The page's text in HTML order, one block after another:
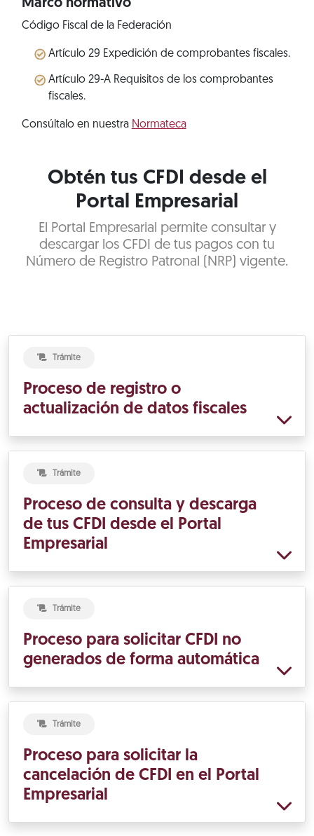
Marco normativo
Código Fiscal de la Federación
Artículo 29 Expedición de comprobantes fiscales.
Artículo 29-A Requisitos de los comprobantes
fiscales.
Consúltalo en nuestra Normateca
Obtén tus CFDI desde el
Portal Empresarial
El Portal Empresarial permite consultar y
descargar los CFDI de tus pagos con tu
Número de Registro Patronal (NRP) vigente.
Trámite
Proceso de registro o
actualización de datos fiscales
Trámite
Proceso de consulta y descarga
de tus CFDI desde el Portal
Empresarial
Trámite
Proceso para solicitar CFDI no
generados de forma automática
Trámite
Proceso para solicitar la
cancelación de CFDI en el Portal
Empresarial